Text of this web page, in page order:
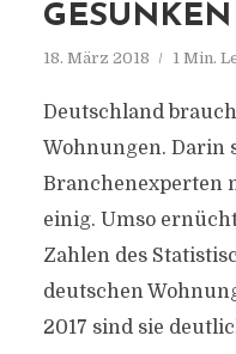
GESUNKEN
18. März 2018 1 Min.
Deutschland
Wohnungen. Darin
Branchenexperten
einig. Umso
Zahlen des
deutschen
2017 sind sie